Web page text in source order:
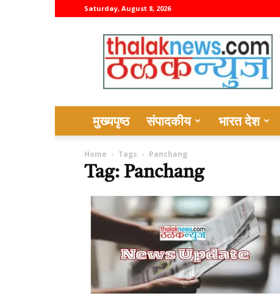
Saturday, August 8, 2026
thalaknews
मुख्यपृष्ठ संपादकीय भारत देश
Home Tags Panchang
Tag: Panchang